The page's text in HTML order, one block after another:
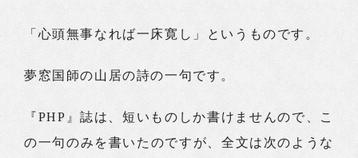
「心頭無事なれば一床寛し」というものです。
夢窓国師の山居の詩の一句です。
『PHP』誌は、短いものしか書けませんので、こ
の一句のみを書いたのですが、全文は次のような